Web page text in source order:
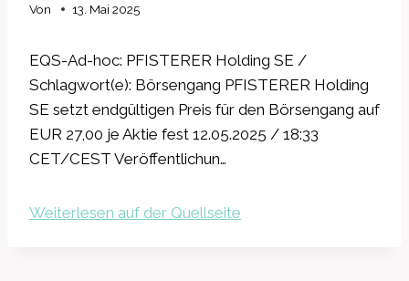
Von 13. Mai 2025
EQS-Ad-hoc: PFISTERER Holding SE /
Schlagwort(e): Börsengang PFISTERER Holding
SE setzt endgültigen Preis für den Börsengang auf
EUR 27,00 je Aktie fest 12.05.2025 / 18:33
CET/CEST Veröffentlichun…
Weiterlesen auf der Quellseite